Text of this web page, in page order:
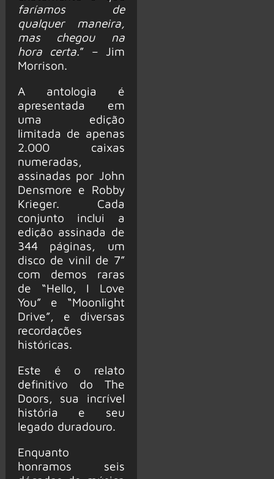
faríamos de
qualquer maneira,
mas chegou na
hora certa.” – Jim
Morrison.
A antologia é
apresentada em
uma edição
limitada de apenas
2.000 caixas
numeradas,
assinadas por John
Densmore e Robby
Krieger. Cada
conjunto inclui a
edição assinada de
344 páginas, um
disco de vinil de 7”
com demos raras
de “Hello, I Love
You” e “Moonlight
Drive”, e diversas
recordações
históricas.
Este é o relato
definitivo do The
Doors, sua incrível
história e seu
legado duradouro.
Enquanto
honramos seis